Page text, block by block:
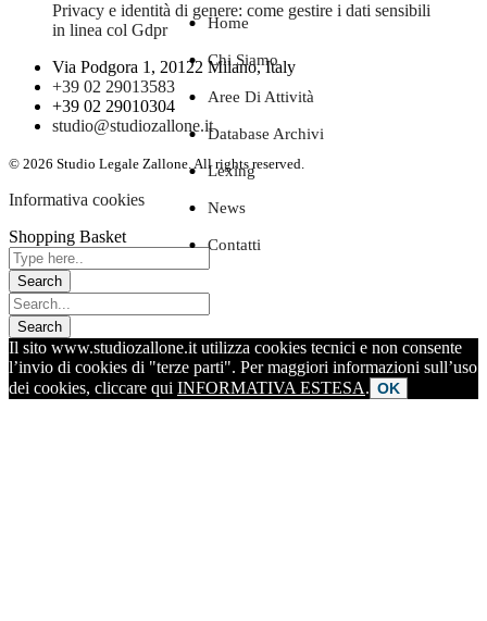
Home
Chi Siamo
Aree Di Attività
Database Archivi
Lexing
News
Contatti
Privacy e identità di genere: come gestire i dati sensibili
in linea col Gdpr
Via Podgora 1, 20122 Milano, Italy
+39 02 29013583
+39 02 29010304
studio@studiozallone.it
© 2026 Studio Legale Zallone. All rights reserved.
Informativa cookies
Shopping Basket
Il sito www.studiozallone.it utilizza cookies tecnici e non consente
l’invio di cookies di "terze parti". Per maggiori informazioni sull’uso
dei cookies, cliccare qui INFORMATIVA ESTESA. OK